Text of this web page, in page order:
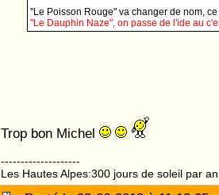
''Le Poisson Rouge'' va changer de nom,
''Le Dauphin Naze'', on passe de l'ide au
Trop bon Michel
--------------------
Les Hautes Alpes:300 jours de soleil par an